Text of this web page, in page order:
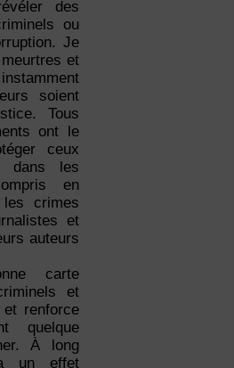
des
ou
Je
et
soient
Tous
ont le
ceux
dans les
en
les crimes
et
auteurs
carte
et
renforce
quelque
À long
un effet